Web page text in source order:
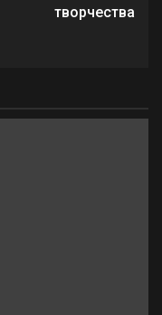
творчества